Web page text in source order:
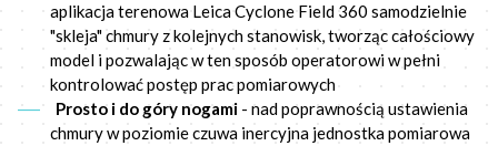
aplikacja terenowa Leica Cyclone Field 360 samodzielnie
"skleja" chmury z kolejnych stanowisk, tworząc całościowy
model i pozwalając w ten sposób operatorowi w pełni
kontrolować postęp prac pomiarowych
Prosto i do góry nogami - nad poprawnością ustawienia
chmury w poziomie czuwa inercyjna jednostka pomiarowa